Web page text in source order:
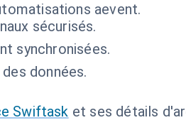
aevent.
sécurisés.
synchronisées.
données.
Swiftask et ses détails